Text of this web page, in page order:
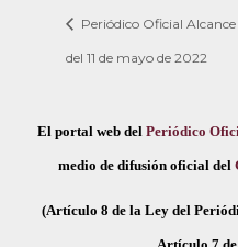
Periódico Oficial Alcance
del 11 de mayo de 2022
El portal web del Periódico
medio de difusión oficial del
(Artículo 8 de la Ley del